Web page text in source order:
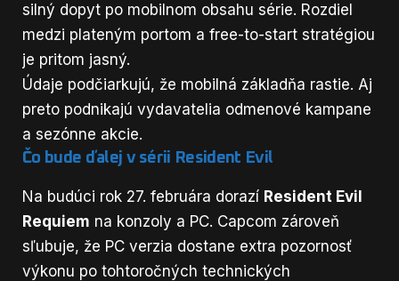
silný dopyt po mobilnom obsahu série. Rozdiel
medzi plateným portom a free-to-start stratégiou
je pritom jasný.
Údaje podčiarkujú, že mobilná základňa rastie. Aj
preto podnikajú vydavatelia odmenové kampane
a sezónne akcie.
Čo bude ďalej v sérii Resident Evil
Na budúci rok 27. februára dorazí Resident Evil
Requiem na konzoly a PC. Capcom zároveň
sľubuje, že PC verzia dostane extra pozornosť
výkonu po tohtoročných technických